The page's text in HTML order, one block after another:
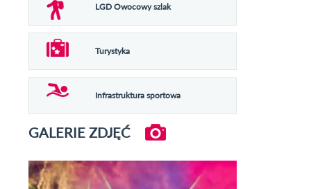
LGD Owocowy szlak
Turystyka
Infrastruktura sportowa
GALERIE ZDJĘĆ